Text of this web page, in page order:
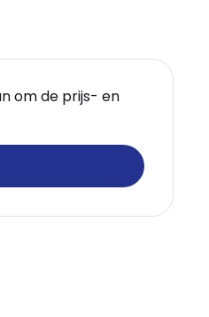
om de prijs- en